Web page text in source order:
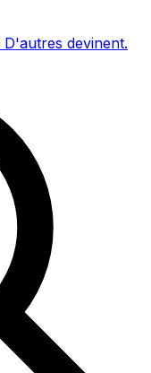
D'autres devinent.